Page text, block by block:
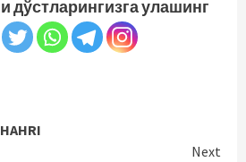
дўстларингизга улашинг
Next